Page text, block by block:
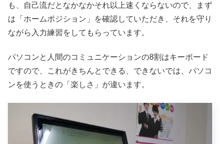
も、自己流だとなかなかそれ以上速くならないので、まず
は「ホームポジション」を確認していただき、それを守り
ながら入力練習をしてもらっています。
パソコンと人間のコミュニケーションの8割はキーボード
ですので、これがきちんとできる、できないでは、パソコ
ンを使うときの「楽しさ」が違います。